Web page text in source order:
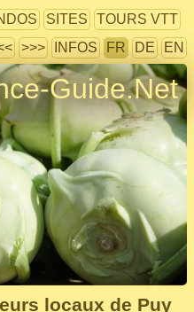
SITES
TOURS VTT
>>> INFOS FR DE EN
Guide.Net
locaux de Puy